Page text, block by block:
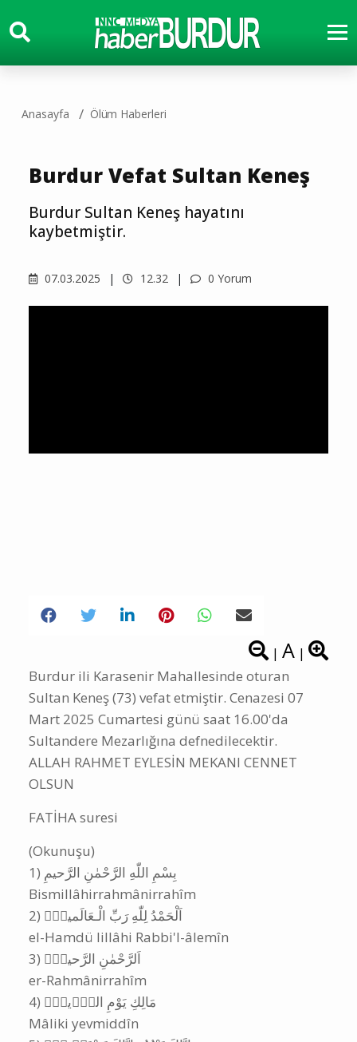
Anasayfa Ölüm Haberleri
Burdur Vefat Sultan Keneş
Burdur Sultan Keneş hayatını
kaybetmiştir.
07.03.2025 12.32 0 Yorum
Burdur ili Karasenir Mahallesinde oturan
Sultan Keneş (73) vefat etmiştir. Cenazesi 07
Mart 2025 Cumartesi günü saat 16.00'da
Sultandere Mezarlığına defnedilecektir.
ALLAH RAHMET EYLESİN MEKANI CENNET
OLSUN
FATİHA suresi